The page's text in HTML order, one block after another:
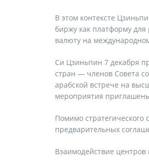
В этом контексте
биржу как платформу для
валюту на
Си Цзиньпин 7 декабря
стран — членов Совета
арабской встрече на
мероприятия
Помимо стратегического
предварительных
Взаимодействие центров